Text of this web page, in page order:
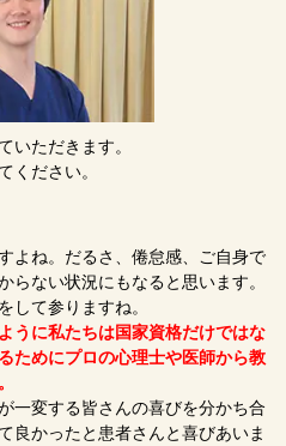
いただきます。
ください。
よね。だるさ、倦怠感、ご自身で
らない状況にもなると思います。
して参りますね。
うに私たちは国家資格だけではな
ためにプロの心理士や医師から教
一変する皆さんの喜びを分かち合
良かったと患者さんと喜びあいま